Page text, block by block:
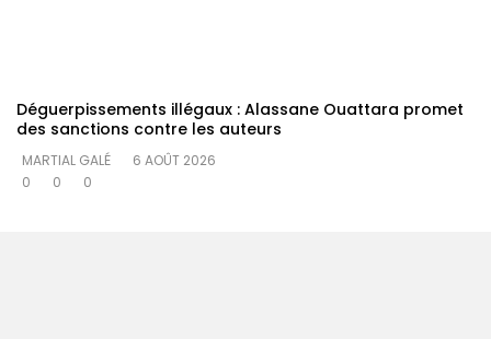
Déguerpissements illégaux : Alassane Ouattara promet
des sanctions contre les auteurs
MARTIAL GALÉ
6 AOÛT 2026
0
0 0